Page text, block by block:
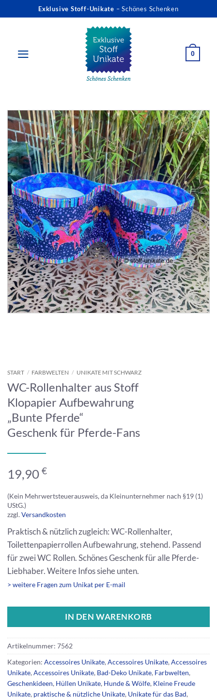
Inhalt
Exklusive Stoff-Unikate – Schönes Schenken
0
START / FARBWELTEN / UNIKATE MIT SCHWARZ
WC-Rollenhalter aus Stoff
Klopapier Aufbewahrung
„Bunte Pferde“
Geschenk für Pferde-Fans
19,90 €
(Kein Mehrwertsteuerausweis, da Kleinunternehmer nach §19 (1)
UStG.)
zzgl.Versandkosten
Praktisch & nützlich zugleich: WC-Rollenhalter,
Toilettenpapierrollen Aufbewahrung, stehend. Passend
für zwei WC Rollen. Schönes Geschenk für alle Pferde-
Liebhaber. Weitere Infos siehe unten.
> weitere Fragen zum Unikat per E-mail
IN DEN WARENKORB
Artikelnummer: 7562
Kategorien: Accessoires Unikate,Accessoires Unikate,Accessoires
Unikate,Accessoires Unikate, Bad-Deko Unikate, Farbwelten,
Geschenkideen, Hüllen Unikate, Hunde & Wölfe, Kleine Freude
Unikate, praktische & nützliche Unikate, Unikate für das Bad,